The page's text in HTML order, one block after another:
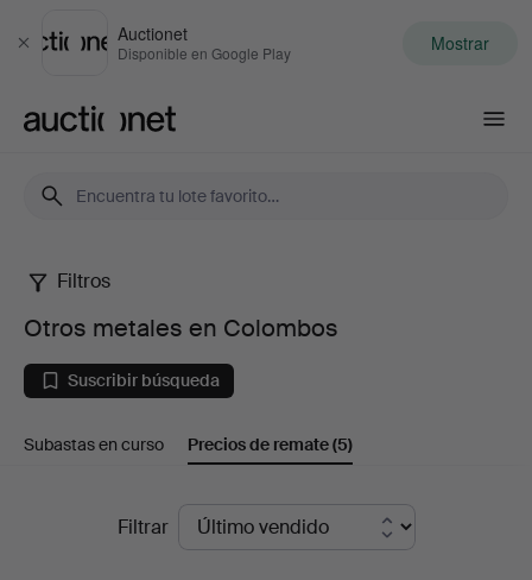
Cerrar
Auctionet
Disponible en Google Play Mostrar
Otros
metales
en
Colombos
Filtros
Otros metales en Colombos
Suscribir búsqueda
Subastas en curso Precios de remate(5)
Filtrar